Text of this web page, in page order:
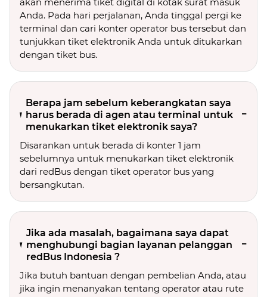
Anda. Pada hari perjalanan, Anda tinggal pergi ke
terminal dan cari konter operator bus tersebut dan
tunjukkan tiket elektronik Anda untuk ditukarkan
dengan tiket bus.
Berapa jam sebelum keberangkatan saya
harus berada di agen atau terminal untuk
menukarkan tiket elektronik saya?
Disarankan untuk berada di konter 1 jam
sebelumnya untuk menukarkan tiket elektronik
dari redBus dengan tiket operator bus yang
bersangkutan.
Jika ada masalah, bagaimana saya dapat
menghubungi bagian layanan pelanggan
redBus Indonesia ?
Jika butuh bantuan dengan pembelian Anda, atau
jika ingin menanyakan tentang operator atau rute